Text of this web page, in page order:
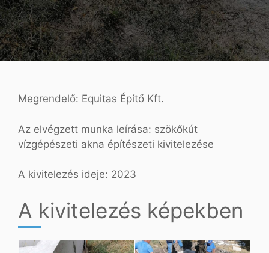
Megrendelő: Equitas Építő Kft.
Az elvégzett munka leírása: szökőkút
vízgépészeti akna építészeti kivitelezése
A kivitelezés ideje: 2023
A kivitelezés képekben